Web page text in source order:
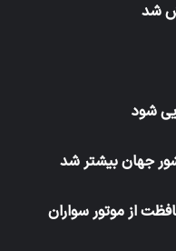
شد
شود
از موتور سواران